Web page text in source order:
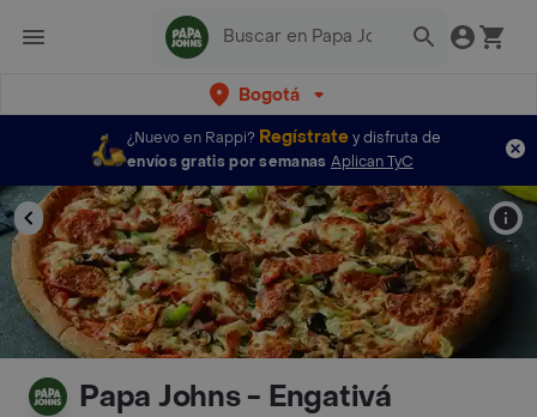
Bogotá
¿Nuevo en Rappi? Regístratey disfruta de
envíos gratis por semanas Aplican TyC
Papa Johns - Engativá